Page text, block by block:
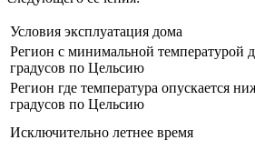
Условия эксплуатация дома
Регион с минимальной температурой
градусов по Цельсию
Регион где температура опускается
градусов по Цельсию
Исключительно летнее время